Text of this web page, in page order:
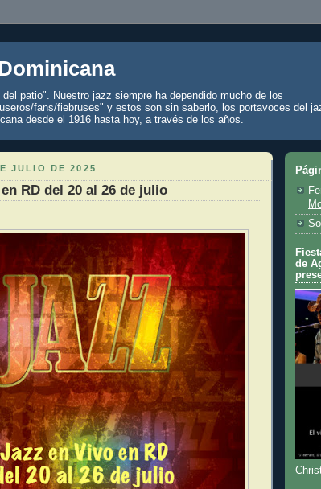
patio". Nuestro jazz siempre ha dependido mucho de los
fans/fiebruses" y estos son sin saberlo, los portavoces del
desde el 1916 hasta hoy, a través de los años.
JULIO DE 2025
RD del 20 al 26 de julio
de